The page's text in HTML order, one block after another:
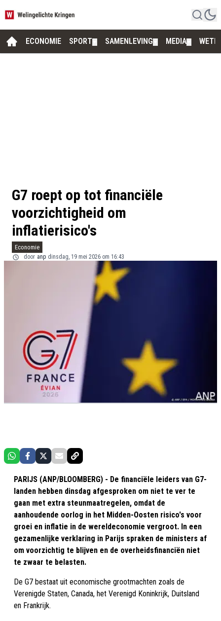
ECONOMIE SPORT SAMENLEVING MEDIA
G7 roept op tot financiële
voorzichtigheid om
inflatierisico's
Economie
door anp dinsdag, 19 mei 2026 om 16:43
PARIJS (ANP/BLOOMBERG) - De financiële leiders van G7-
landen hebben dinsdag afgesproken om niet te ver te
gaan met extra steunmaatregelen, omdat de
aanhoudende oorlog in het Midden-Oosten risico's voor
groei en inflatie in de wereldeconomie vergroot. In een
gezamenlijke verklaring in Parijs spraken de ministers af
om voorzichtig te blijven en de overheidsfinanciën niet
te zwaar te belasten.
De G7 bestaat uit economische grootmachten zoals de
Verenigde Staten, Canada, het Verenigd Koninkrijk, Duitsland
en Frankrijk.